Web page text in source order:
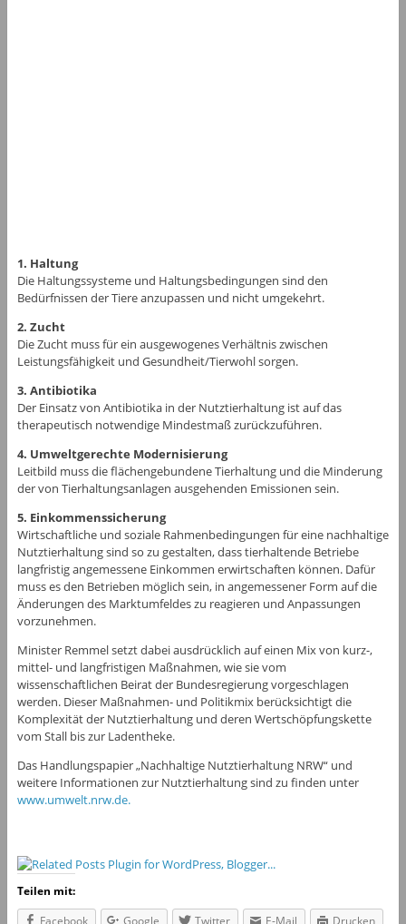
1. Haltung
Die Haltungssysteme und Haltungsbedingungen sind den
Bedürfnissen der Tiere anzupassen und nicht umgekehrt.
2. Zucht
Die Zucht muss für ein ausgewogenes Verhältnis zwischen
Leistungsfähigkeit und Gesundheit/Tierwohl sorgen.
3. Antibiotika
Der Einsatz von Antibiotika in der Nutztierhaltung ist auf das
therapeutisch notwendige Mindestmaß zurückzuführen.
4. Umweltgerechte Modernisierung
Leitbild muss die flächengebundene Tierhaltung und die Minderung
der von Tierhaltungsanlagen ausgehenden Emissionen sein.
5. Einkommenssicherung
Wirtschaftliche und soziale Rahmenbedingungen für eine nachhaltige
Nutztierhaltung sind so zu gestalten, dass tierhaltende Betriebe
langfristig angemessene Einkommen erwirtschaften können. Dafür
muss es den Betrieben möglich sein, in angemessener Form auf die
Änderungen des Marktumfeldes zu reagieren und Anpassungen
vorzunehmen.
Minister Remmel setzt dabei ausdrücklich auf einen Mix von kurz-,
mittel- und langfristigen Maßnahmen, wie sie vom
wissenschaftlichen Beirat der Bundesregierung vorgeschlagen
werden. Dieser Maßnahmen- und Politikmix berücksichtigt die
Komplexität der Nutztierhaltung und deren Wertschöpfungskette
vom Stall bis zur Ladentheke.
Das Handlungspapier „Nachhaltige Nutztierhaltung NRW“ und
weitere Informationen zur Nutztierhaltung sind zu finden unter
www.umwelt.nrw.de.
Teilen mit:
Facebook
Google Twitter E-Mail Drucken